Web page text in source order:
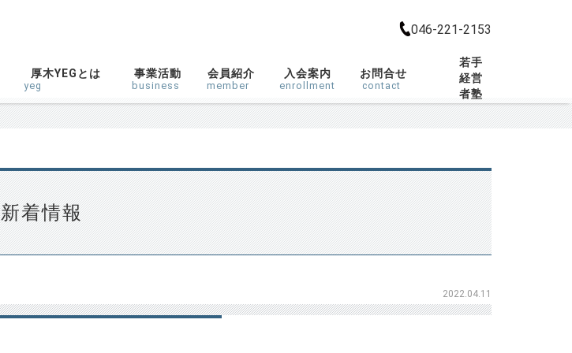
046-221-2153
厚木YEGとは
yeg
事業活動
business
会員紹介
member
入会案内
enrollment
お問合せ
contact
若手
経営
者塾
新着情報
2022.04.11